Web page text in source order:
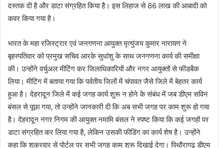
दस्तक दी है और डाटा संग्रहित किया है। इस लिहाज से 86 लाख की आबादी को
कवर किया गया है।
भारत के महा रजिस्ट्रार एवं जनगणना आयुक्त मृत्युंजय कुमार नारायण ने
बृहस्पतिवार को प्रमुख सचिव आरके सुधांशु के साथ जनगणना कार्य की समीक्षा
की। उन्होंने वर्चुअल मीटिंग कर जिलाधिकारियों और नगर आयुक्तों से फीडबैक
लिया। मीटिंग में बताया गया कि पर्वतीय जिलों में चंपावत जैसे जिले में बेहतर कार्य
हुआ है। देहरादून जिले में कई जगह कार्य शुरू न होने के संबंध में जब डीएम सविन
बंसल से पूछा गया, तो उन्होंने जानकारी दी कि अब सभी जगह पर काम शुरू हो गया
है। देहरादून नगर निगम की आयुक्त नमामि बंसल ने स्पष्ट किया कि कई जगहों पर
डाटा संग्रहित कर लिया गया है, लेकिन उसकी फीडिंग का कार्य शेष है। उन्होंने
कहा कि शुक्रवार से पोर्टल पर सभी जगह काम शुरू दिखाई देगा। पिथौरागढ़ डीएम